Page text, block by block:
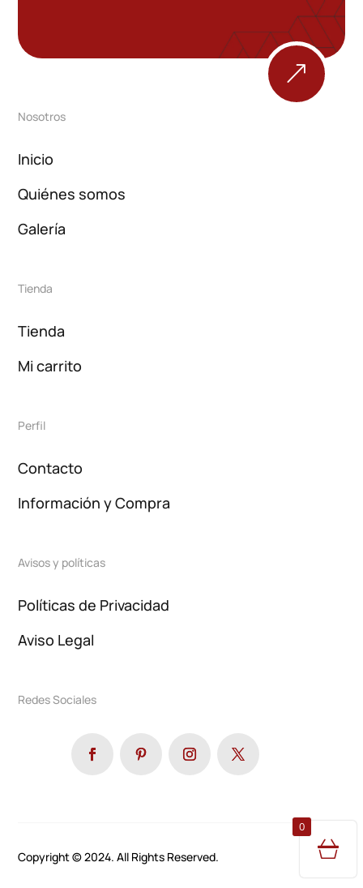
&
Nosotros
Inicio
Quiénes somos
Galería
Tienda
Tienda
Mi carrito
Perfil
Contacto
Información y Compra
Avisos y políticas
Políticas de Privacidad
Aviso Legal
Redes Sociales
Copyright © 2024. All Rights Reserved.
0